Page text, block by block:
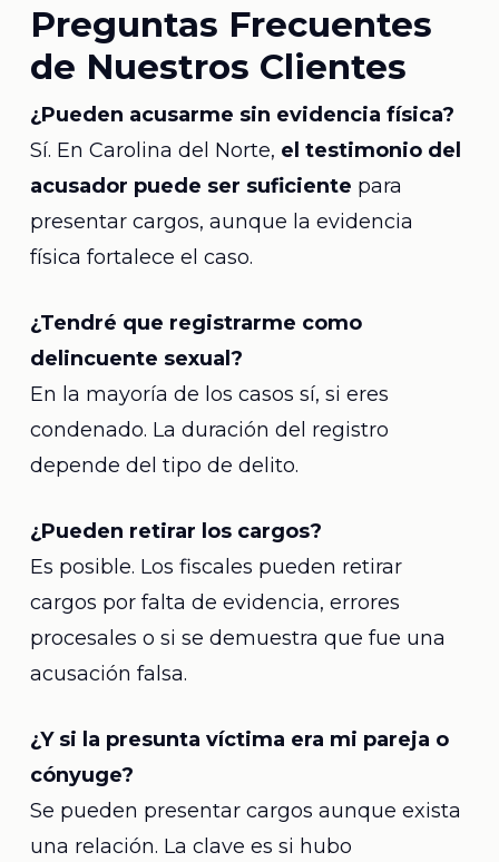
Preguntas Frecuentes
de Nuestros Clientes
¿Pueden acusarme sin evidencia física?
Sí. En Carolina del Norte, el testimonio del
acusador puede ser suficiente para
presentar cargos, aunque la evidencia
física fortalece el caso.
¿Tendré que registrarme como
delincuente sexual?
En la mayoría de los casos sí, si eres
condenado. La duración del registro
depende del tipo de delito.
¿Pueden retirar los cargos?
Es posible. Los fiscales pueden retirar
cargos por falta de evidencia, errores
procesales o si se demuestra que fue una
acusación falsa.
¿Y si la presunta víctima era mi pareja o
cónyuge?
Se pueden presentar cargos aunque exista
una relación. La clave es si hubo